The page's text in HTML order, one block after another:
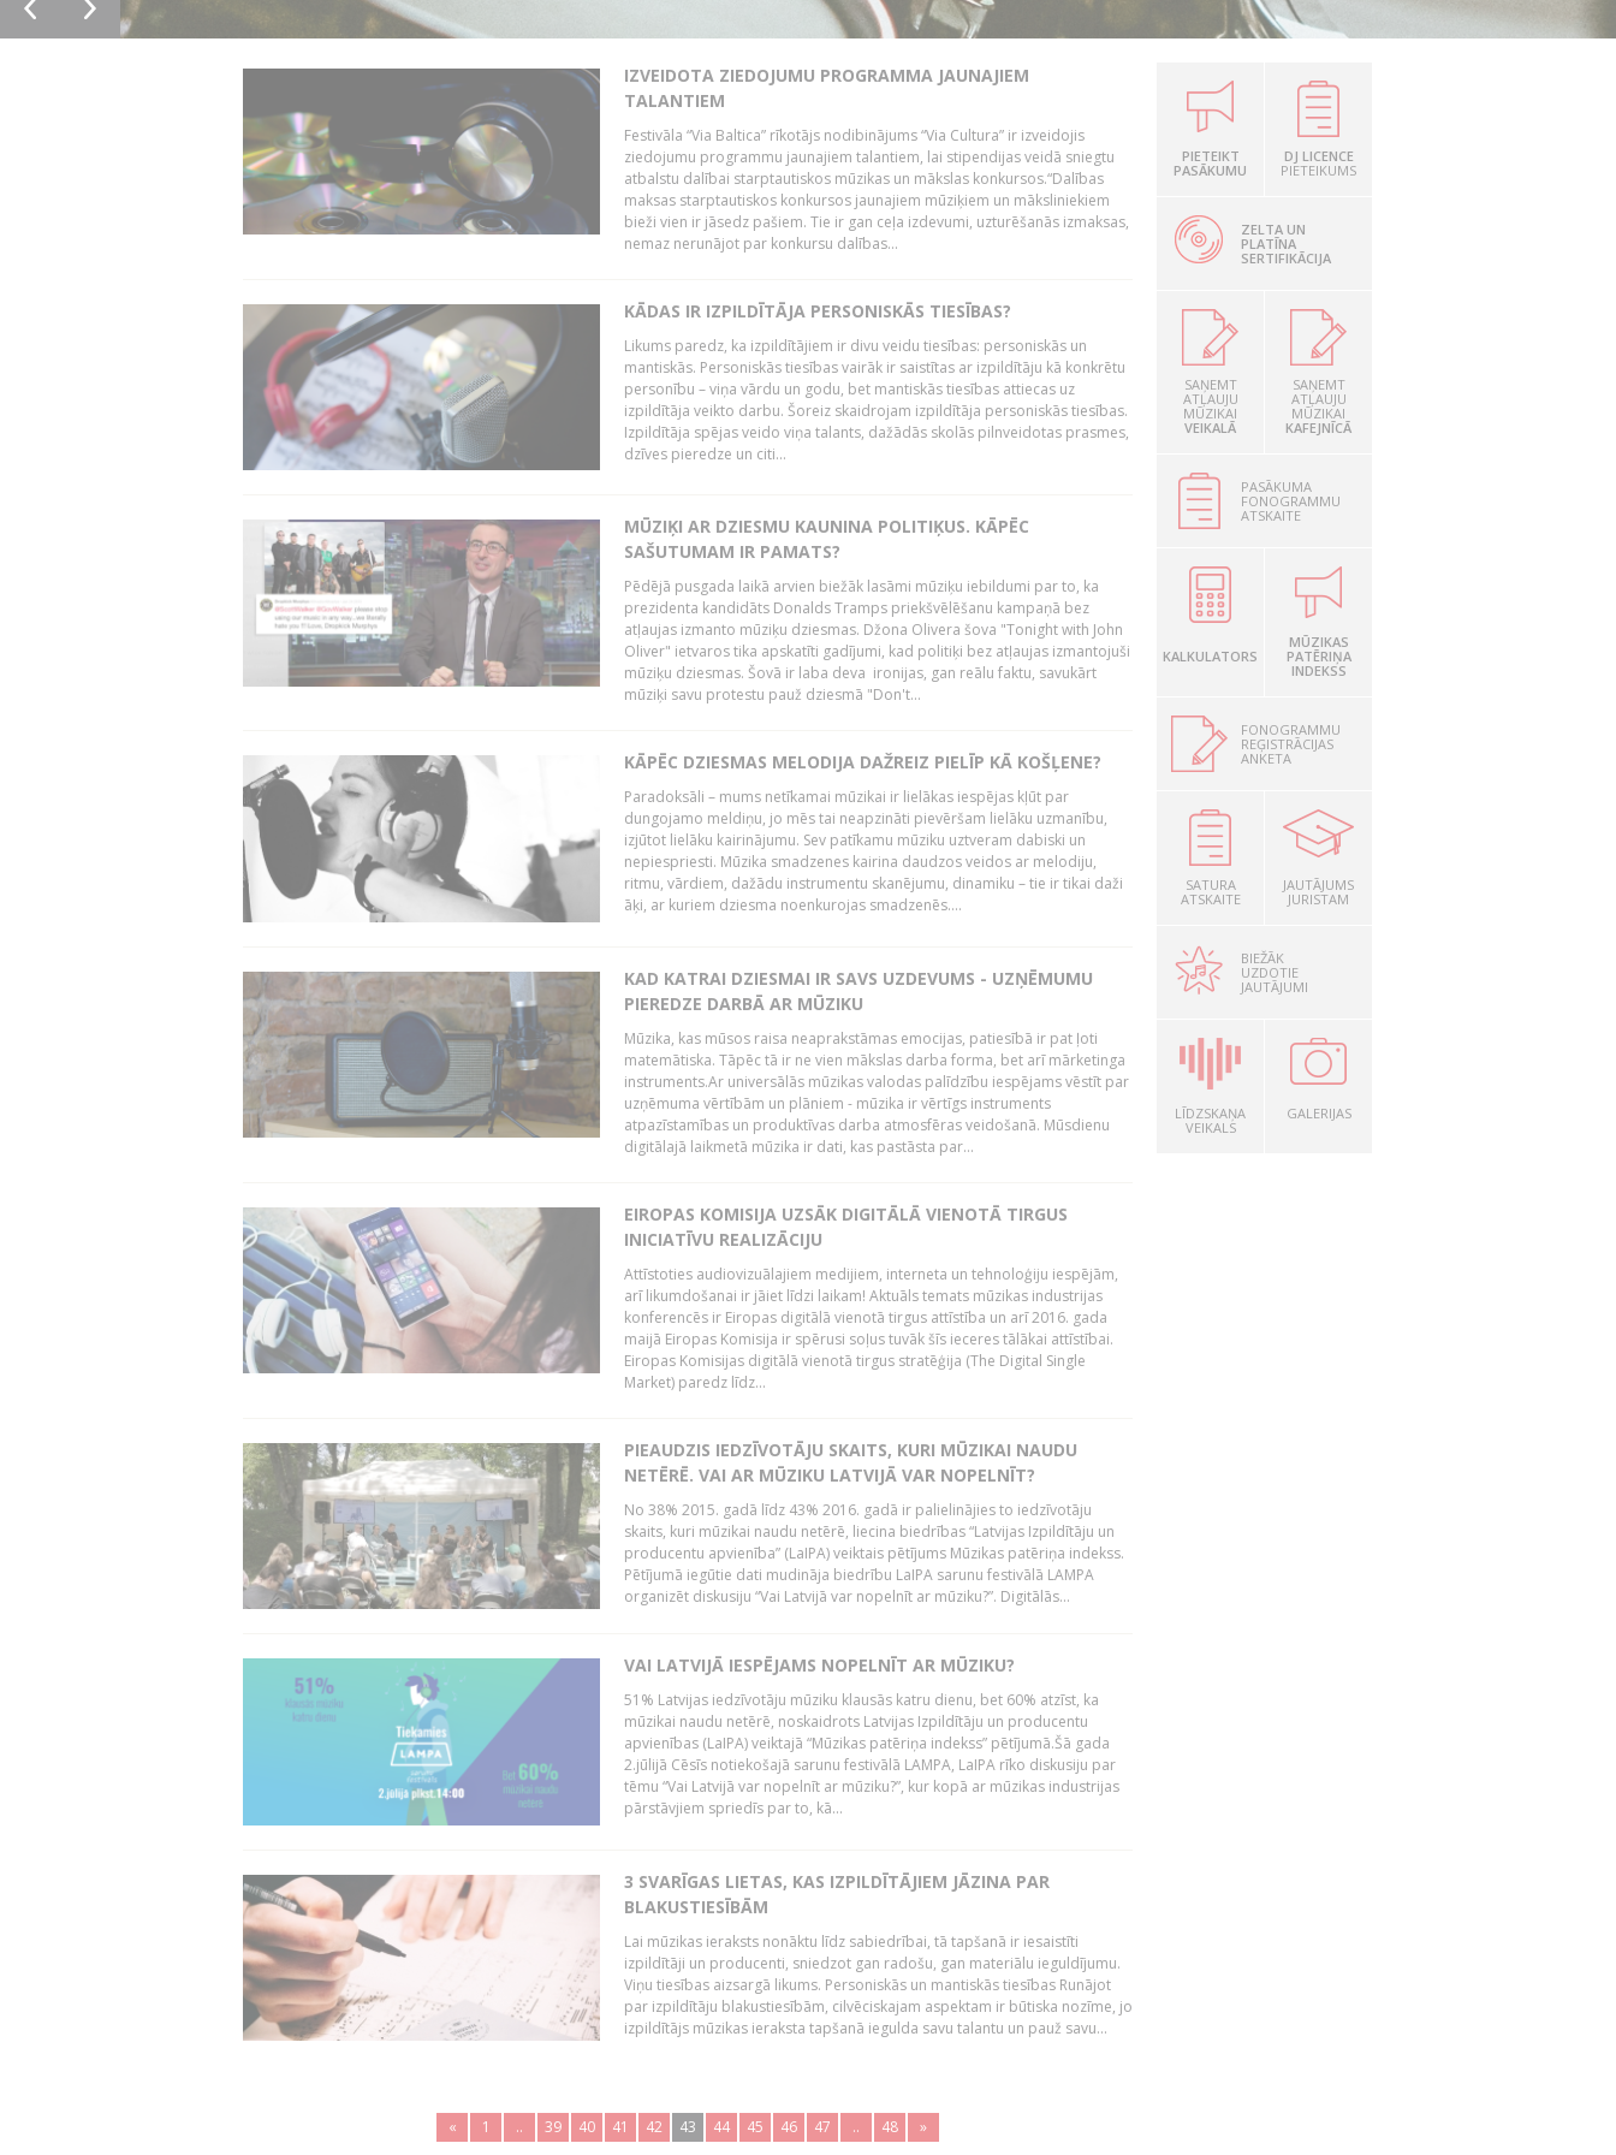
IZVEIDOTA ZIEDOJUMU PROGRAMMA JAUNAJIEM
TALANTIEM
Festivāla “Via Baltica” rīkotājs nodibinājums “Via Cultura” ir izveidojis
ziedojumu programmu jaunajiem talantiem, lai stipendijas veidā sniegtu
atbalstu dalībai starptautiskos mūzikas un mākslas konkursos.“Dalības
maksas starptautiskos konkursos jaunajiem mūziķiem un māksliniekiem
bieži vien ir jāsedz pašiem. Tie ir gan ceļa izdevumi, uzturēšanās izmaksas,
nemaz nerunājot par konkursu dalības...
KĀDAS IR IZPILDĪTĀJA PERSONISKĀS TIESĪBAS?
Likums paredz, ka izpildītājiem ir divu veidu tiesības: personiskās un
mantiskās. Personiskās tiesības vairāk ir saistītas ar izpildītāju kā konkrētu
personību – viņa vārdu un godu, bet mantiskās tiesības attiecas uz
izpildītāja veikto darbu. Šoreiz skaidrojam izpildītāja personiskās tiesības.
Izpildītāja spējas veido viņa talants, dažādās skolās pilnveidotas prasmes,
dzīves pieredze un citi...
MŪZIĶI AR DZIESMU KAUNINA POLITIĶUS. KĀPĒC
SAŠUTUMAM IR PAMATS?
Pēdējā pusgada laikā arvien biežāk lasāmi mūziķu iebildumi par to, ka
prezidenta kandidāts Donalds Tramps priekšvēlēšanu kampaņā bez
atļaujas izmanto mūziķu dziesmas. Džona Olivera šova "Tonight with John
Oliver" ietvaros tika apskatīti gadījumi, kad politiķi bez atļaujas izmantojuši
mūziķu dziesmas. Šovā ir laba deva ironijas, gan reālu faktu, savukārt
mūziķi savu protestu pauž dziesmā "Don't...
KĀPĒC DZIESMAS MELODIJA DAŽREIZ PIELĪP KĀ KOŠĻENE?
Paradoksāli – mums netīkamai mūzikai ir lielākas iespējas kļūt par
dungojamo meldiņu, jo mēs tai neapzināti pievēršam lielāku uzmanību,
izjūtot lielāku kairinājumu. Sev patīkamu mūziku uztveram dabiski un
nepiespriesti. Mūzika smadzenes kairina daudzos veidos ar melodiju,
ritmu, vārdiem, dažādu instrumentu skanējumu, dinamiku – tie ir tikai daži
āķi, ar kuriem dziesma noenkurojas smadzenēs....
KAD KATRAI DZIESMAI IR SAVS UZDEVUMS - UZŅĒMUMU
PIEREDZE DARBĀ AR MŪZIKU
Mūzika, kas mūsos raisa neaprakstāmas emocijas, patiesībā ir pat ļoti
matemātiska. Tāpēc tā ir ne vien mākslas darba forma, bet arī mārketinga
instruments.Ar universālās mūzikas valodas palīdzību iespējams vēstīt par
uzņēmuma vērtībām un plāniem - mūzika ir vērtīgs instruments
atpazīstamības un produktīvas darba atmosfēras veidošanā. Mūsdienu
digitālajā laikmetā mūzika ir dati, kas pastāsta par...
EIROPAS KOMISIJA UZSĀK DIGITĀLĀ VIENOTĀ TIRGUS
INICIATĪVU REALIZĀCIJU
Attīstoties audiovizuālajiem medijiem, interneta un tehnoloģiju iespējām,
arī likumdošanai ir jāiet līdzi laikam! Aktuāls temats mūzikas industrijas
konferencēs ir Eiropas digitālā vienotā tirgus attīstība un arī 2016. gada
maijā Eiropas Komisija ir spērusi soļus tuvāk šīs ieceres tālākai attīstībai.
Eiropas Komisijas digitālā vienotā tirgus stratēģija (The Digital Single
Market) paredz līdz...
PIEAUDZIS IEDZĪVOTĀJU SKAITS, KURI MŪZIKAI NAUDU
NETĒRĒ. VAI AR MŪZIKU LATVIJĀ VAR NOPELNĪT?
No 38% 2015. gadā līdz 43% 2016. gadā ir palielinājies to iedzīvotāju
skaits, kuri mūzikai naudu netērē, liecina biedrības “Latvijas Izpildītāju un
producentu apvienība” (LaIPA) veiktais pētījums Mūzikas patēriņa indekss.
Pētījumā iegūtie dati mudināja biedrību LaIPA sarunu festivālā LAMPA
organizēt diskusiju “Vai Latvijā var nopelnīt ar mūziku?”. Digitālās...
VAI LATVIJĀ IESPĒJAMS NOPELNĪT AR MŪZIKU?
51% Latvijas iedzīvotāju mūziku klausās katru dienu, bet 60% atzīst, ka
mūzikai naudu netērē, noskaidrots Latvijas Izpildītāju un producentu
apvienības (LaIPA) veiktajā “Mūzikas patēriņa indekss” pētījumā.Šā gada
2.jūlijā Cēsīs notiekošajā sarunu festivālā LAMPA, LaIPA rīko diskusiju par
tēmu “Vai Latvijā var nopelnīt ar mūziku?”, kur kopā ar mūzikas industrijas
pārstāvjiem spriedīs par to, kā...
3 SVARĪGAS LIETAS, KAS IZPILDĪTĀJIEM JĀZINA PAR
BLAKUSTIESĪBĀM
Lai mūzikas ieraksts nonāktu līdz sabiedrībai, tā tapšanā ir iesaistīti
izpildītāji un producenti, sniedzot gan radošu, gan materiālu ieguldījumu.
Viņu tiesības aizsargā likums. Personiskās un mantiskās tiesības Runājot
par izpildītāju blakustiesībām, cilvēciskajam aspektam ir būtiska nozīme, jo
izpildītājs mūzikas ieraksta tapšanā iegulda savu talantu un pauž savu...
« 1 .. 39 40 41 42 43 44 45 46 47 .. 48 »
PIETEIKT
PASĀKUMU
DJ LICENCE
PIETEIKUMS
ZELTA UN
PLATĪNA
SERTIFIKĀCIJA
SAŅEMT
ATĻAUJU
MŪZIKAI
VEIKALĀ
SAŅEMT
ATĻAUJU
MŪZIKAI
KAFEJNĪCĀ
PASĀKUMA
FONOGRAMMU
ATSKAITE
KALKULATORS
MŪZIKAS
PATĒRIŅA
INDEKSS
FONOGRAMMU
REĢISTRĀCIJAS
ANKETA
SATURA
ATSKAITE
JAUTĀJUMS
JURISTAM
BIEŽĀK
UZDOTIE
JAUTĀJUMI
LĪDZSKAŅA
VEIKALS
GALERIJAS